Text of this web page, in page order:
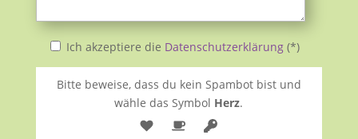
Ich akzeptiere die Datenschutzerklärung(*)
Bitte beweise, dass du kein Spambot bist und
wähle das Symbol Herz.